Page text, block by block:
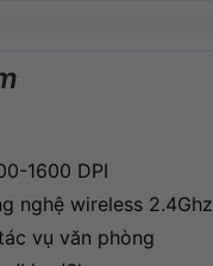
1600 DPI
nghệ wireless 2.4Ghz
vụ văn phòng